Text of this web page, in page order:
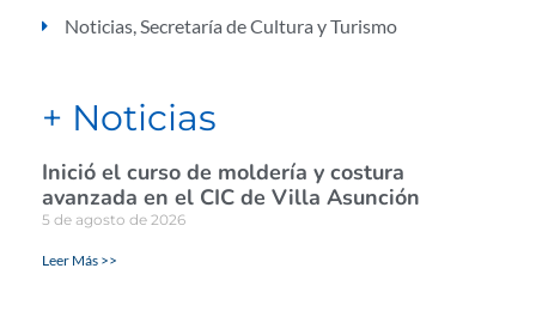
Noticias,Secretaría de Cultura y Turismo
+ Noticias
Inició el curso de moldería y costura
avanzada en el CIC de Villa Asunción
5 de agosto de 2026
Leer Más >>